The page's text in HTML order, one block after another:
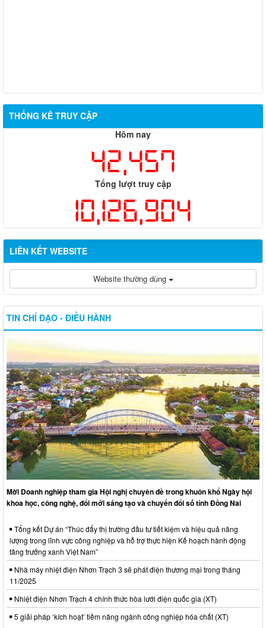
THỐNG KÊ TRUY CẬP
Hôm nay
42,457
Tổng lượt truy cập
10,126,904
LIÊN KẾT WEBSITE
Website thường dùng
TIN CHỈ ĐẠO - ĐIỀU HÀNH
Mời Doanh nghiệp tham gia Hội nghị chuyên đề trong khuôn khổ Ngày hội
khoa học, công nghệ, đổi mới sáng tạo và chuyển đổi số tỉnh Đồng Nai
Tổng kết Dự án “Thúc đẩy thị trường đầu tư tiết kiệm và hiệu quả năng
lượng trong lĩnh vực công nghiệp và hỗ trợ thực hiện Kế hoạch hành động
tăng trưởng xanh Việt Nam”
Nhà máy nhiệt điện Nhơn Trạch 3 sẽ phát điện thương mại trong tháng
11/2025
Nhiệt điện Nhơn Trạch 4 chính thức hòa lưới điện quốc gia (XT)
5 giải pháp ‘kích hoạt’ tiềm năng ngành công nghiệp hóa chất (XT)